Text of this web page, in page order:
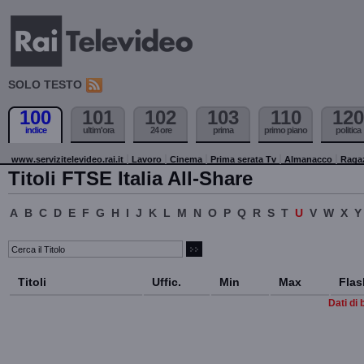
SOLO TESTO
100
indice
101
ultim'ora
102
24 ore
103
prima
110
primo piano
120
politica
www.servizitelevideo.rai.it Lavoro Cinema Prima serata Tv Almanacco
Titoli FTSE Italia All-Share
A B C D E F G H I J K L M N O P Q R S T U V W X Y
Titoli Uffic. Min Max
Dati di